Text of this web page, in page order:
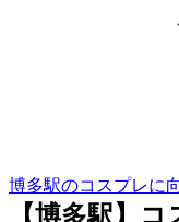
博多駅のコスプレに
【博多駅】